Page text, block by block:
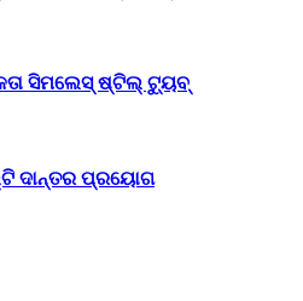
ସିମଲେସ୍ ଷ୍ଟିଲ୍ ଟ୍ୟୁବ୍
ଦାନ୍ତର ପ୍ରୟୋଗ